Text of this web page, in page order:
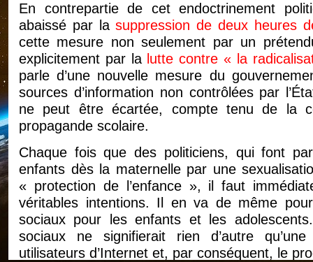
En contrepartie de cet endoctrinement
abaissé par lasuppression de deux heures
cette mesure non seulement par un
explicitement par la lutte contre « la
parle d’une nouvelle mesure du
sources d’information non contrôlées par
ne peut être écartée, compte tenu de la
propagande scolaire.
Chaque fois que des politiciens, qui font
enfants dès la maternelle par une
« protection de l’enfance », il faut
véritables intentions. Il en va de même
sociaux pour les enfants et les
sociaux ne signifierait rien d’autre
utilisateurs d’Internet et, par conséquent, le